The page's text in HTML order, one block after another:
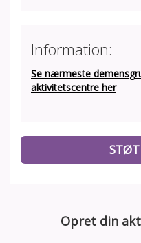
Information:
Se nærmeste
aktivitetscentre her
STØT
Opret din